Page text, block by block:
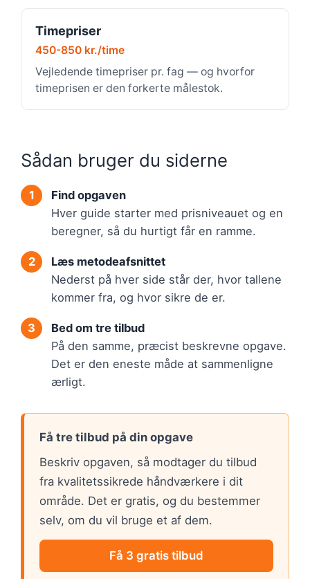
Timepriser
450-850 kr./time
Vejledende timepriser pr. fag — og hvorfor
timeprisen er den forkerte målestok.
Sådan bruger du siderne
Find opgaven
Hver guide starter med prisniveauet og en
beregner, så du hurtigt får en ramme.
Læs metodeafsnittet
Nederst på hver side står der, hvor tallene
kommer fra, og hvor sikre de er.
Bed om tre tilbud
På den samme, præcist beskrevne opgave.
Det er den eneste måde at sammenligne
ærligt.
Få tre tilbud på din opgave
Beskriv opgaven, så modtager du tilbud
fra kvalitetssikrede håndværkere i dit
område. Det er gratis, og du bestemmer
selv, om du vil bruge et af dem.
Få 3 gratis tilbud